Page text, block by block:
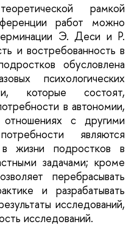
рамкой
работ можно
Э. Деси и Р.
и востребованность в
обусловлена
психологических
которые состоят,
в автономии,
с другими
являются
жизни подростков в
задачами; кроме
перебрасывать
и разрабатывать
исследований,
исследований.